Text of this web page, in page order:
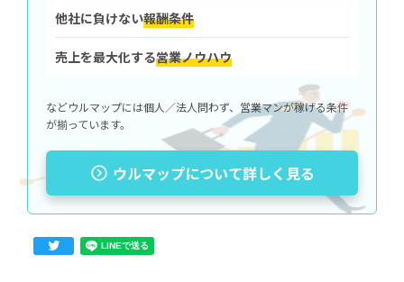
他社に負けない報酬条件
売上を最大化する営業ノウハウ
などウルマップには個人／法人問わず、営業マンが稼げる条件
が揃っています。
ウルマップについて詳しく見る